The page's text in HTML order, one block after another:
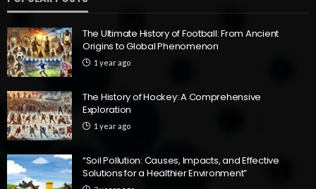
The Ultimate History of Football: From Ancient
Origins to Global Phenomenon
1 year ago
The History of Hockey: A Comprehensive
Exploration
1 year ago
“Soil Pollution: Causes, Impacts, and Effective
Solutions for a Healthier Environment”